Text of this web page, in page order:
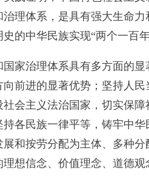
理体系，是具有强大生命
的中华民族实现“两个一百
家治理体系具有多方面的
前进的显著优势；坚持人
会主义法治国家，切实保
各民族一律平等，铸牢中
和按劳分配为主体、多种
想信念、价值理念、道德